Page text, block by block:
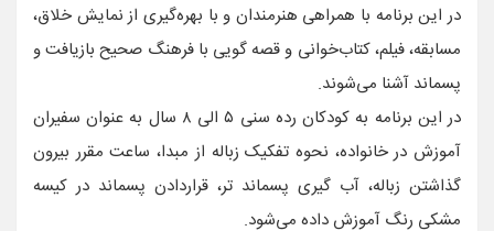
در این برنامه با همراهی هنرمندان و با بهره‌گیری از نمایش خلاق،
مسابقه، فیلم، کتاب‌خوانی و قصه گویی با فرهنگ صحیح بازیافت و
پسماند آشنا می‌شوند.
در این برنامه به کودکان رده سنی ۵ الی ۸ سال به عنوان سفیران
آموزش در خانواده، نحوه تفکیک زباله از مبدا، ساعت مقرر بیرون
گذاشتن زباله، آب گیری پسماند تر، قراردادن پسماند در کیسه
مشکی رنگ آموزش داده می‌شود.